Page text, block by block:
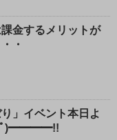
課金するメリットが
・
」イベント本日よ
ﾟ)━━━━!!